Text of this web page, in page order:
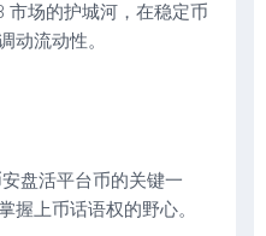
市场的护城河，在稳定币
动流动性。
盘活平台币的关键一
握上币话语权的野心。